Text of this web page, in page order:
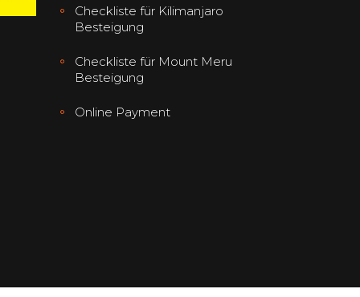
Checkliste für Kilimanjaro
Besteigung
Checkliste für Mount Meru
Besteigung
Online Payment